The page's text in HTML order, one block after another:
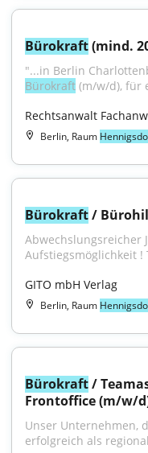
Bürokraft (mind.
Bürokraft (m/w/d), für
Rechtsanwalt
Berlin, Raum
Bürokraft /
Abwechslungsreicher
Aufstiegsmöglichkeit !
GITO mbH Verlag
Berlin, Raum
Bürokraft /
Frontoffice (m/w/
Unser Unternehmen,
erfolgreich als